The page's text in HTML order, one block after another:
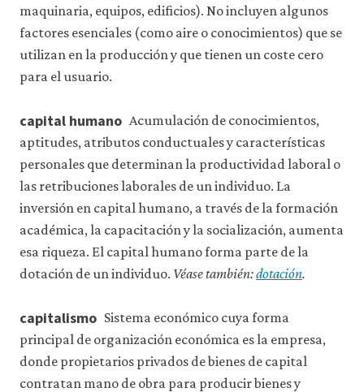
maquinaria, equipos, edificios). No incluyen algunos
factores esenciales (como aire o conocimientos) que se
utilizan en la producción y que tienen un coste cero
para el usuario.
capital humano Acumulación de conocimientos,
aptitudes, atributos conductuales y características
personales que determinan la productividad laboral o
las retribuciones laborales de un individuo. La
inversión en capital humano, a través de la formación
académica, la capacitación y la socialización, aumenta
esa riqueza. El capital humano forma parte de la
dotación de un individuo. Véase también:dotación.
capitalismo Sistema económico cuya forma
principal de organización económica es la empresa,
donde propietarios privados de bienes de capital
contratan mano de obra para producir bienes y